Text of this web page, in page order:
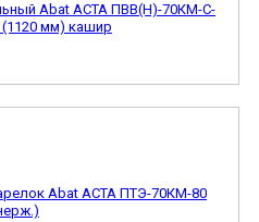
Abat АСТА ПВВ(Н)-70КМ-С-
мм) кашир
Abat АСТА ПТЭ-70КМ-80